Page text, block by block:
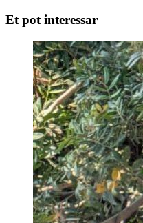
Et pot interessar